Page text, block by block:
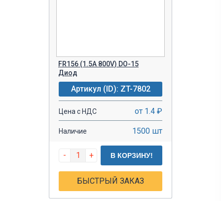
FR156 (1.5A 800V) DO-15
Диод
Артикул (ID): ZT-7802
Цена с НДС от 1.4 ₽
Наличие 1500 шт
- + В КОРЗИНУ!
БЫСТРЫЙ ЗАКАЗ